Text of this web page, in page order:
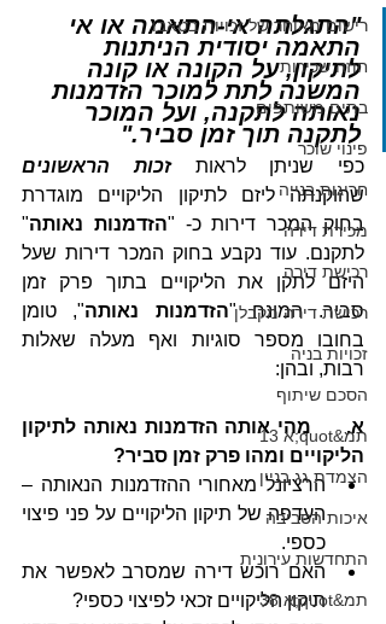
רישום מאוחר של זכויות בטאבו
חוזה שכירות
בתים משותפים
פינוי שוכר
חריגות בנייה
מכירת דירה
רכישת דירה
רכישת דירה מקבלן
זכויות בניה
הסכם שיתוף
תמ&quot;א 13
הצמדת גג בניין
איכות הסביבה
התחדשות עירונית
תמ&quot;א 38
"התגלתה אי-התאמה או אי
התאמה יסודית הניתנות
לתיקון, על הקונה או קונה
המשנה לתת למוכר הזדמנות
נאותה לתקנה, ועל המוכר
לתקנה תוך זמן סביר."
כפי שניתן לראות זכות הראשונים
בחוק המכר דירות כ- "הזדמנות נאותה
סביר. המונח "הזדמנות נאותה
רבות, ובהן:
הליקויים ומהו פרק זמן סביר?
כספי.
תיקון הליקויים זכאי לפיצוי כספי?